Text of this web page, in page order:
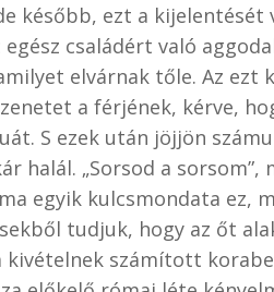
később, ezt a kijelentését
családért való
elvárnak tőle. Az ezt
a férjének, kérve,
S ezek után jöjjön
halál. „Sorsod a
egyik kulcsmondata ez,
tudjuk, hogy az őt
kivételnek számított